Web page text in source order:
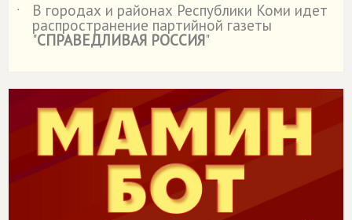
˙
В городах и районах Республики Коми идет
распространение партийной газеты
"СПРАВЕДЛИВАЯ РОССИЯ"